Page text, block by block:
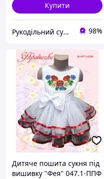
Купити
Рукодільний сундучок 98%
Дитяче пошита сукня під
вишивку "Фея" 047.1-ППФ